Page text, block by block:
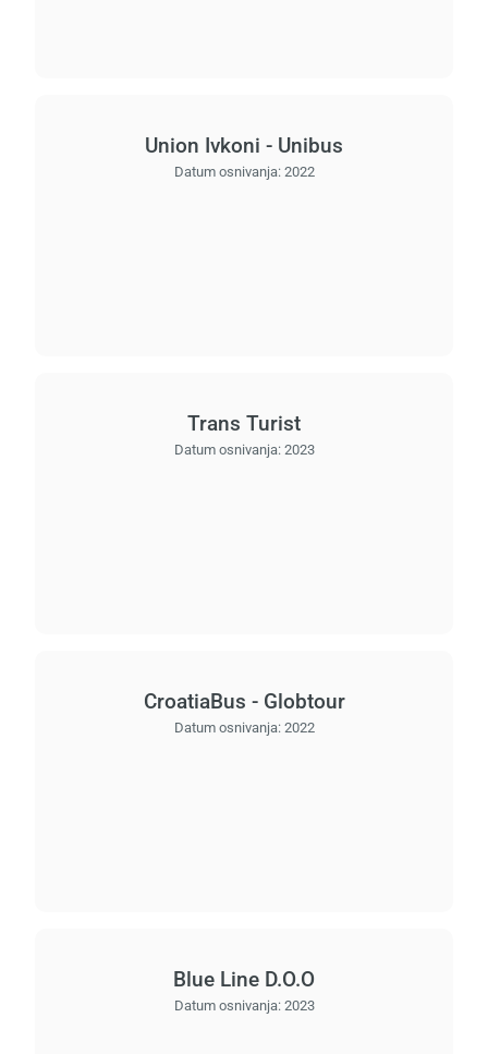
Union Ivkoni - Unibus
Datum osnivanja: 2022
Trans Turist
Datum osnivanja: 2023
CroatiaBus - Globtour
Datum osnivanja: 2022
Blue Line D.O.O
Datum osnivanja: 2023